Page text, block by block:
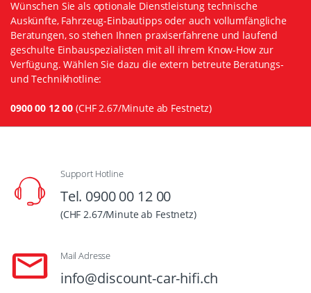
Wünschen Sie als optionale Dienstleistung technische
Auskünfte, Fahrzeug-Einbautipps oder auch vollumfängliche
Beratungen, so stehen Ihnen praxiserfahrene und laufend
geschulte Einbauspezialisten mit all ihrem Know-How zur
Verfügung. Wählen Sie dazu die extern betreute Beratungs-
und Technikhotline:
0900 00 12 00 (CHF 2.67/Minute ab Festnetz)
Support Hotline
Tel. 0900 00 12 00
(CHF 2.67/Minute ab Festnetz)
Mail Adresse
info@discount-car-hifi.ch